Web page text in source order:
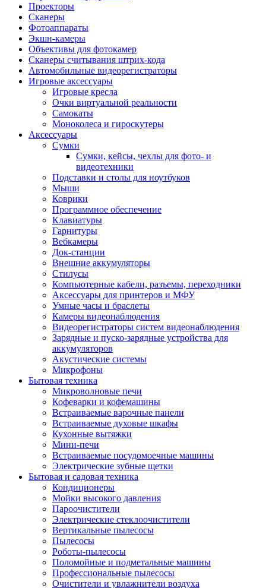
Проекторы
Сканеры
Фотоаппараты
Экшн-камеры
Объективы для фотокамер
Сканеры считывания штрих-кода
Автомобильные видеорегистраторы
Игровые аксессуары
Игровые кресла
Очки виртуальной реальности
Самокаты
Моноколеса и гироскутеры
Аксессуары
Сумки
Сумки, кейсы, чехлы для фото- и
видеотехники
Подставки и столы для ноутбуков
Мыши
Коврики
Программное обеспечение
Клавиатуры
Гарнитуры
Вебкамеры
Док-станции
Внешние аккумуляторы
Стилусы
Компьютерные кабели, разъемы, переходники
Аксессуары для принтеров и МФУ
Умные часы и браслеты
Камеры видеонаблюдения
Видеорегистраторы систем видеонаблюдения
Зарядные и пуско-зарядные устройства для
аккумуляторов
Акустические системы
Микрофоны
Бытовая техника
Микроволновые печи
Кофеварки и кофемашины
Встраиваемые варочные панели
Встраиваемые духовые шкафы
Кухонные вытяжки
Мини-печи
Встраиваемые посудомоечные машины
Электрические зубные щетки
Бытовая и садовая техника
Кондиционеры
Мойки высокого давления
Пароочистители
Электрические стеклоочистители
Вертикальные пылесосы
Пылесосы
Роботы-пылесосы
Поломойные и подметальные машины
Профессиональные пылесосы
Очистители и увлажнители воздуха